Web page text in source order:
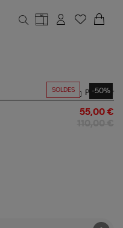
SOLDES -50%
Partager
55,00 €